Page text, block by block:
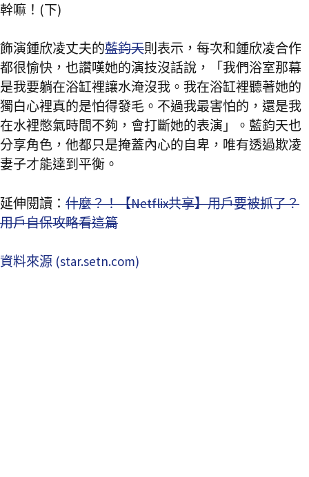
幹嘛！(下)
飾演鍾欣凌丈夫的藍鈞天則表示，每次和鍾欣凌合作
都很愉快，也讚嘆她的演技沒話說，「我們浴室那幕
是我要躺在浴缸裡讓水淹沒我。我在浴缸裡聽著她的
獨白心裡真的是怕得發毛。不過我最害怕的，還是我
在水裡憋氣時間不夠，會打斷她的表演」。藍鈞天也
分享角色，他都只是掩蓋內心的自卑，唯有透過欺凌
妻子才能達到平衡。
延伸閱讀： 什麼？！【Netflix共享】用戶要被抓了？
用戶自保攻略看這篇
資料來源 (star.setn.com)